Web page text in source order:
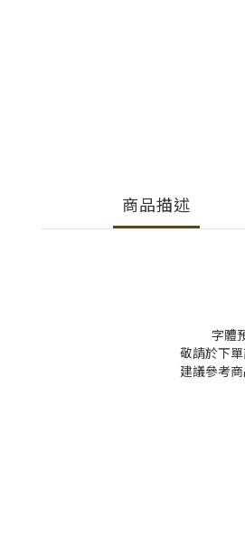
商品描述
字體
敬請於下
建議參考